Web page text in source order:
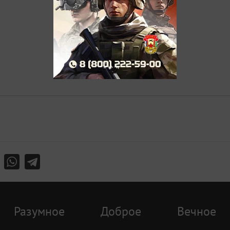
Разумное Доброе Вечное